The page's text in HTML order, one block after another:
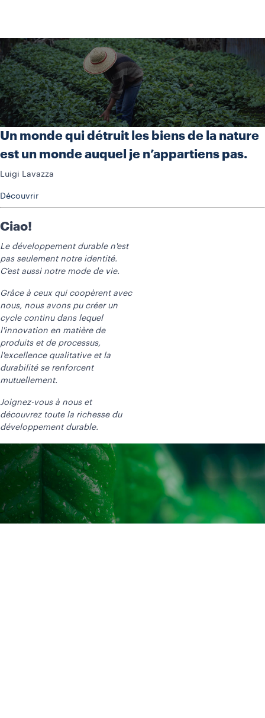
Un monde qui détruit les biens de la nature
est un monde auquel je n’appartiens pas.
Luigi Lavazza
Découvrir
Ciao!
Le développement durable n'est
pas seulement notre identité.
C’est aussi notre mode de vie.
Grâce à ceux qui coopèrent avec
nous, nous avons pu créer un
cycle continu dans lequel
l'innovation en matière de
produits et de processus,
l'excellence qualitative et la
durabilité se renforcent
mutuellement.
Joignez-vous à nous et
découvrez toute la richesse du
développement durable.